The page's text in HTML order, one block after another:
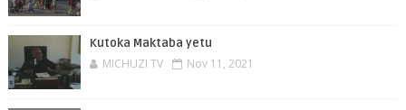
Kutoka Maktaba yetu
MICHUZI TV Nov 11, 2021